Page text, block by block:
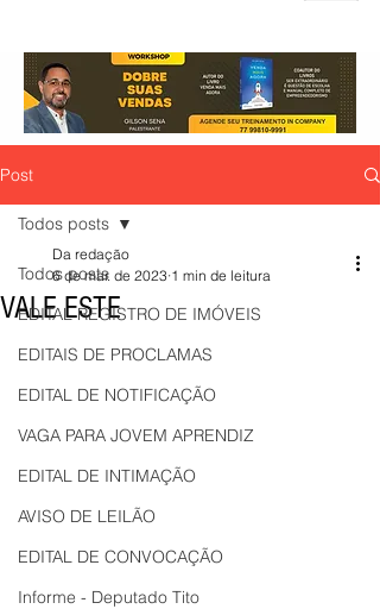
Post
Todos posts
EDITAL REGISTRO DE IMÓVEIS
EDITAIS DE PROCLAMAS
EDITAL DE NOTIFICAÇÃO
VAGA PARA JOVEM APRENDIZ
EDITAL DE INTIMAÇÃO
AVISO DE LEILÃO
EDITAL DE CONVOCAÇÃO
Informe - Deputado Tito
Todos posts
VALE ESTE
Da redação
6 de mar. de 2023 1 min de leitura